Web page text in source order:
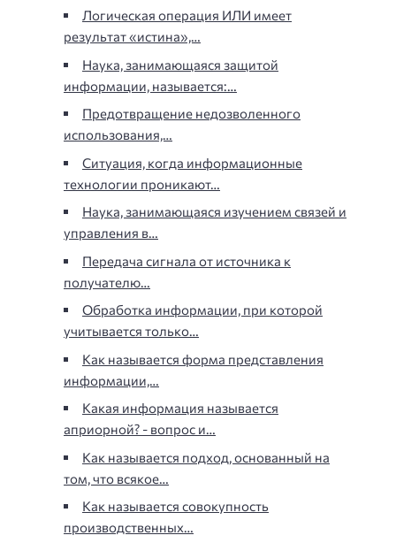
Логическая операция ИЛИ имеет
результат «истина»,…
Наука, занимающаяся защитой
информации, называется:…
Предотвращение недозволенного
использования,…
Ситуация, когда информационные
технологии проникают…
Наука, занимающаяся изучением связей и
управления в…
Передача сигнала от источника к
получателю…
Обработка информации, при которой
учитывается только…
Как называется форма представления
информации,…
Какая информация называется
априорной? - вопрос и…
Как называется подход, основанный на
том, что всякое…
Как называется совокупность
производственных…